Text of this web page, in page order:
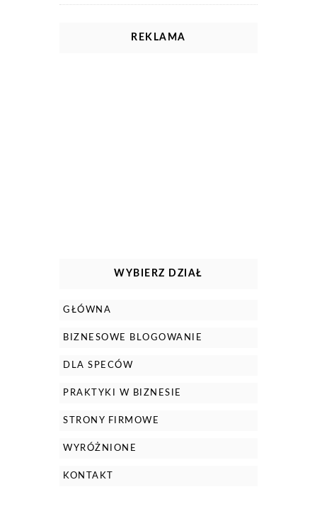
REKLAMA
WYBIERZ DZIAŁ
GŁÓWNA
BIZNESOWE BLOGOWANIE
DLA SPECÓW
PRAKTYKI W BIZNESIE
STRONY FIRMOWE
WYRÓŻNIONE
KONTAKT